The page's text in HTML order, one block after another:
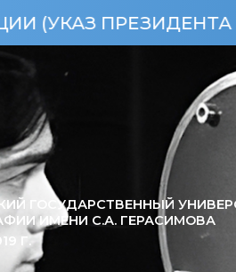
РФ ОТ
ГОСУДАРСТВЕННЫЙ
ИМЕНИ С.А. ГЕРАСИМОВА
Г.